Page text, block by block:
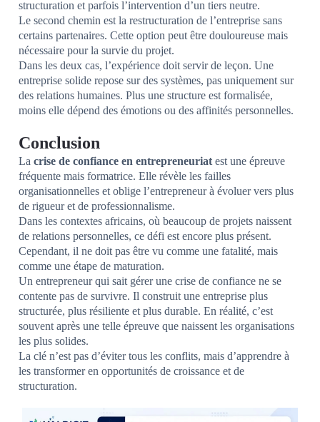
structuration et parfois l’intervention d’un tiers neutre.
Le second chemin est la restructuration de l’entreprise sans
certains partenaires. Cette option peut être douloureuse mais
nécessaire pour la survie du projet.
Dans les deux cas, l’expérience doit servir de leçon. Une
entreprise solide repose sur des systèmes, pas uniquement sur
des relations humaines. Plus une structure est formalisée,
moins elle dépend des émotions ou des affinités personnelles.
Conclusion
La crise de confiance en entrepreneuriat est une épreuve
fréquente mais formatrice. Elle révèle les failles
organisationnelles et oblige l’entrepreneur à évoluer vers plus
de rigueur et de professionnalisme.
Dans les contextes africains, où beaucoup de projets naissent
de relations personnelles, ce défi est encore plus présent.
Cependant, il ne doit pas être vu comme une fatalité, mais
comme une étape de maturation.
Un entrepreneur qui sait gérer une crise de confiance ne se
contente pas de survivre. Il construit une entreprise plus
structurée, plus résiliente et plus durable. En réalité, c’est
souvent après une telle épreuve que naissent les organisations
les plus solides.
La clé n’est pas d’éviter tous les conflits, mais d’apprendre à
les transformer en opportunités de croissance et de
structuration.